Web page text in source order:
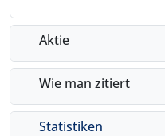
Aktie
Wie man zitiert
Statistiken